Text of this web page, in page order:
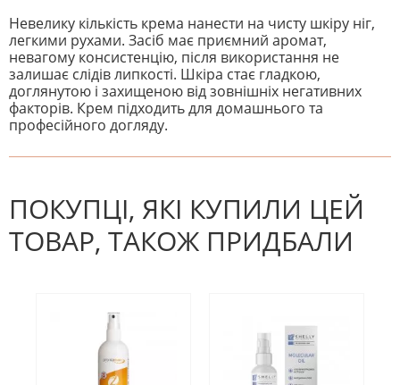
Невелику кількість крема нанести на чисту шкіру ніг,
легкими рухами. Засіб має приємний аромат,
невагому консистенцію, після використання не
залишає слідів липкості. Шкіра стає гладкою,
доглянутою і захищеною від зовнішніх негативних
факторів. Крем підходить для домашнього та
професійного догляду.
На даний час немає відгуків. Ви
ПОКУПЦІ, ЯКІ КУПИЛИ ЦЕЙ
ТОВАР, ТАКОЖ ПРИДБАЛИ